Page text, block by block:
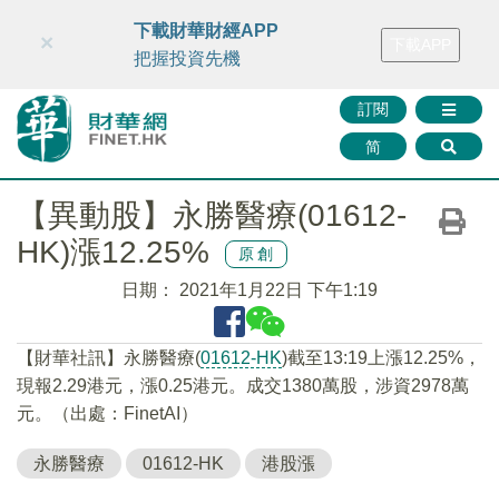
財華智庫網 FINTV FINMETA 財華證券 媒體矩陣
訂閱
简
×
下載財華財經APP
把握投資先機
【異動股】永勝醫療(01612-
HK)漲12.25%
原創
日期： 2021年1月22日 下午1:19
【財華社訊】永勝醫療(01612-HK)截至13:19上漲12.25%，
現報2.29港元，漲0.25港元。成交1380萬股，涉資2978萬
元。（出處：FinetAI）
永勝醫療 01612-HK 港股漲